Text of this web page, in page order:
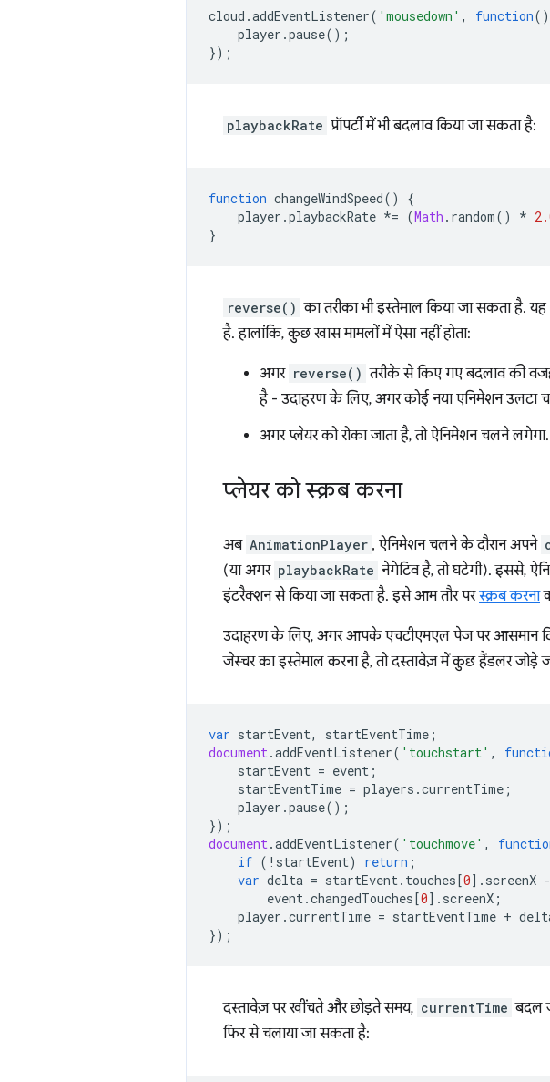
cloud .addEventListener( 'mousedown' , function()
player .pause();
});
playbackRate प्रॉपर्टी में भी बदलाव किया जा सकता है:
function changeWindSpeed()
{
player .playbackRate *= (Math . random() *
}
reverse() का तरीका भी इस्तेमाल किया जा सकता है.
है. हालांकि, कुछ खास मामलों में ऐसा नहीं होता:
अगर reverse() तरीके से किए गए बदलाव की
है - उदाहरण के लिए, अगर कोई नया एनिमेशन उलटा
अगर प्लेयर को रोका जाता है, तो ऐनिमेशन चलने लगेगा.
प्लेयर को स्क्रब करना
अब AnimationPlayer , ऐनिमेशन चलने के दौरान अपने
(या अगर playbackRate नेगेटिव है, तो घटेगी). इससे,
इंटरैक्शन से किया जा सकता है. इसे आम तौर परस्क्रब करना
उदाहरण के लिए, अगर आपके एचटीएमएल पेज पर आसमान
जेस्चर का इस्तेमाल करना है, तो दस्तावेज़ में कुछ हैंडलर जोड़े
var startEvent, startEventTime ;
document.addEventListener( 'touchstart' ,
startEvent = event ;
startEventTime = players .currentTime ;
player .pause();
});
document.addEventListener( 'touchmove' ,
if ( ! startEvent) return ;
var delta = startEvent. touches[0]. screenX -
event.changedTouches[0]. screenX ;
player .currentTime = startEventTime +
});
दस्तावेज़ पर खींचते और छोड़ते समय, currentTime बदल
फिर से चलाया जा सकता है: